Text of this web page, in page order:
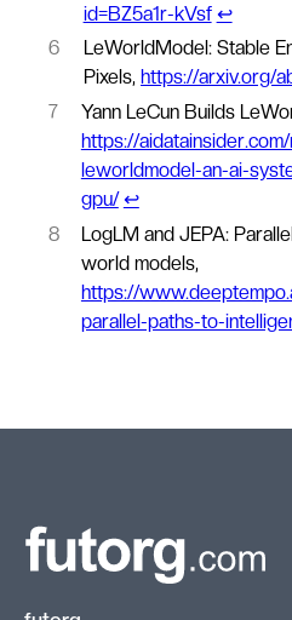
id=BZ5a1r-kVsf ↩︎
6
LeWorldModel: Stable
Pixels, https://arxiv.org/
7
Yann LeCun Builds
https://
leworldmodel-an-ai-
gpu/ ↩︎
8
LogLM and JEPA:
world models,
https://
parallel-paths-to-